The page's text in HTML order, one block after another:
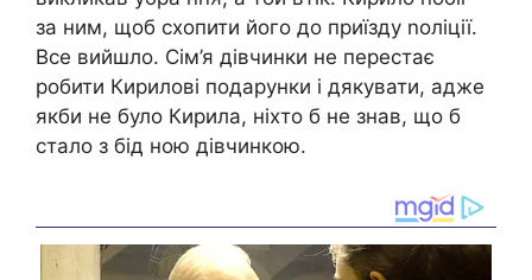
за ним, щоб схопити його до приїзду nоліції.
Все вийшло. Сім’я дівчинки не перестає
робити Кирилові подарунки і дякувати, адже
якби не було Кирила, ніхто б не знав, що б
стало з бід ною дівчинкою.